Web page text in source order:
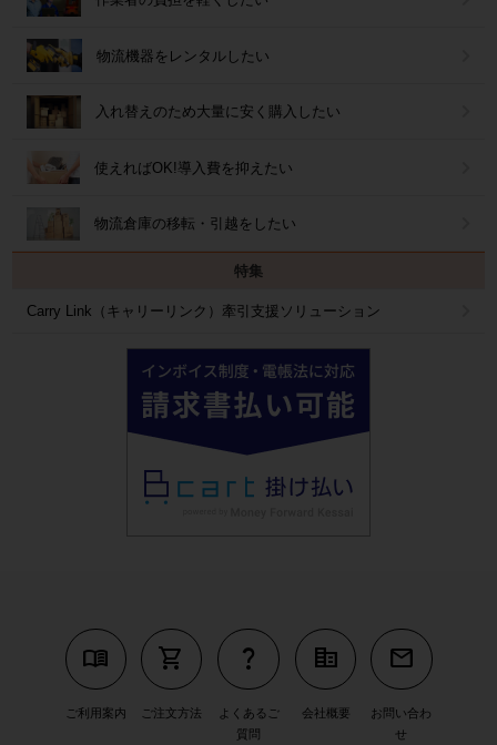
物流機器をレンタルしたい
入れ替えのため大量に安く購入したい
使えればOK!導入費を抑えたい
物流倉庫の移転・引越をしたい
特集
Carry Link（キャリーリンク）牽引支援ソリューション
menu_book
ご利用案内
shopping_cart
ご注文方法
question_mark
よくあるご
質問
corporate_fare
会社概要
mail
お問い合わ
せ